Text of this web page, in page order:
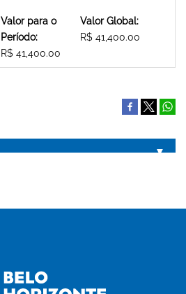
Valor para o
Período:
R$ 41,400.00
Valor Global:
R$ 41,400.00